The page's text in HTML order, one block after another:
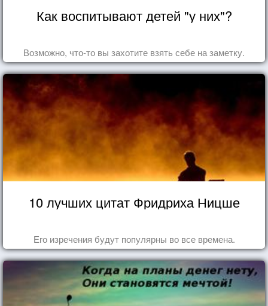
Как воспитывают детей "у них"?
Возможно, что-то вы захотите взять себе на заметку.
10 лучших цитат Фридриха Ницше
Его изречения будут популярны во все времена.